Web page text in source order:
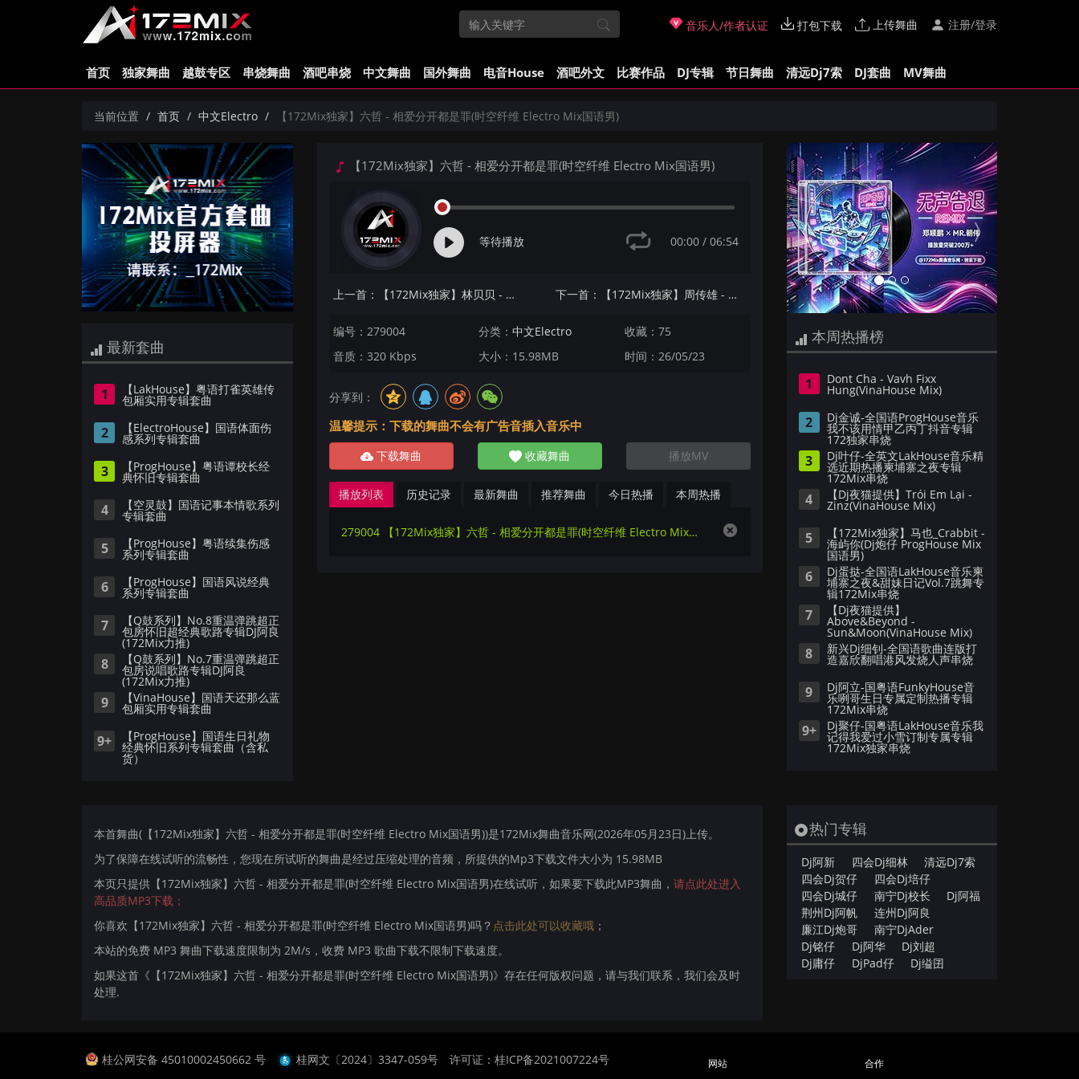
音乐人/作者认证 打包下载 上传舞曲 注册/登录
首页 独家舞曲 越鼓专区 串烧舞曲 酒吧串烧 中文舞曲 国外舞曲 电音House 酒吧外文 比赛作品 DJ专辑 节日舞曲 清远Dj7索 DJ套曲 MV舞曲
当前位置 首页 中文Electro 【172Mix独家】六哲 - 相爱分开都是罪(时空纤维 Electro Mix国语男)
最新套曲
1 【LakHouse】粤语打雀英雄传
包厢实用专辑套曲
2 【ElectroHouse】国语体面伤
感系列专辑套曲
3 【ProgHouse】粤语谭校长经
典怀旧专辑套曲
4 【空灵鼓】国语记事本情歌系列
专辑套曲
5 【ProgHouse】粤语续集伤感
系列专辑套曲
6 【ProgHouse】国语风说经典
系列专辑套曲
7 【Q鼓系列】No.8重温弹跳超正
包房怀旧超经典歌路专辑DJ阿良
(172Mix力推)
8 【Q鼓系列】No.7重温弹跳超正
包房说唱歌路专辑DJ阿良
(172Mix力推)
9 【VinaHouse】国语天还那么蓝
包厢实用专辑套曲
9+ 【ProgHouse】国语生日礼物
经典怀旧系列专辑套曲（含私
货）
【172Mix独家】六哲 - 相爱分开都是罪(时空纤维 Electro Mix国语男)
等待播放 00:00 / 06:54
上一首：【172Mix独家】林贝贝 - 后知后觉(Dj阿凯 Electro Mix国语女) 下一首：【172Mix独家】周传雄 - 黄昏(Dj文少 Electro Mix国语男)v2
编号：279004 分类：中文Electro
收藏：75
音质：320 Kbps
大小：15.98MB 时间：26/05/23
分享到：
温馨提示：下载的舞曲不会有广告音插入音乐中
下载舞曲 收藏舞曲 播放MV
播放列表 历史记录 最新舞曲 推荐舞曲 今日热播 本周热播
279004 【172Mix独家】六哲 - 相爱分开都是罪(时空纤维 Electro Mix国语男)
Previous Next
本周热播榜
1 Dont Cha - Vavh Fixx
Hung(VinaHouse Mix)
2 Dj金诚-全国语ProgHouse音乐
我不该用情甲乙丙丁抖音专辑
172独家串烧
3 Dj叶仔-全英文LakHouse音乐精
选近期热播柬埔寨之夜专辑
172Mix串烧
4 【Dj夜猫提供】Trói Em Lại -
Zinz(VinaHouse Mix)
5 【172Mix独家】马也_Crabbit -
海屿你(Dj炮仔 ProgHouse Mix
国语男)
6 Dj蛋挞-全国语LakHouse音乐柬
埔寨之夜&甜妹日记Vol.7跳舞专
辑172Mix串烧
7 【Dj夜猫提供】
Above&Beyond -
Sun&Moon(VinaHouse Mix)
8 新兴Dj细钊-全国语歌曲连版打
造嘉欣翻唱港风发烧人声串烧
9 Dj阿立-国粤语FunkyHouse音
乐咧哥生日专属定制热播专辑
172Mix串烧
9+ Dj聚仔-国粤语LakHouse音乐我
记得我爱过小雪订制专属专辑
172Mix独家串烧
本首舞曲(【172Mix独家】六哲 - 相爱分开都是罪(时空纤维 Electro Mix国语男))是172Mix舞曲音乐网(2026年05月23日)上传。
为了保障在线试听的流畅性，您现在所试听的舞曲是经过压缩处理的音频，所提供的Mp3下载文件大小为 15.98MB
本页只提供【172Mix独家】六哲 - 相爱分开都是罪(时空纤维 Electro Mix国语男)在线试听，如果要下载此MP3舞曲， 请点此处进入
高品质MP3下载；
你喜欢【172Mix独家】六哲 - 相爱分开都是罪(时空纤维 Electro Mix国语男)吗？ 点击此处可以收藏哦 ；
本站的免费 MP3 舞曲下载速度限制为 2M/s，收费 MP3 歌曲下载不限制下载速度。
如果这首《【172Mix独家】六哲 - 相爱分开都是罪(时空纤维 Electro Mix国语男)》存在任何版权问题，请与我们联系，我们会及时
处理.
热门专辑
Dj阿新 四会Dj细林
清远Dj7索
四会Dj贺仔
四会Dj培仔
四会Dj城仔
南宁Dj校长
Dj阿福
荆州Dj阿帆
连州Dj阿良
廉江Dj炮哥
南宁DjAder
Dj铭仔
Dj阿华
Dj刘超
Dj庸仔
DjPad仔 Dj缢囝
桂公网安备 45010002450662 号 桂网文〔2024〕3347-059号
许可证：桂ICP备2021007224号
网站 合作